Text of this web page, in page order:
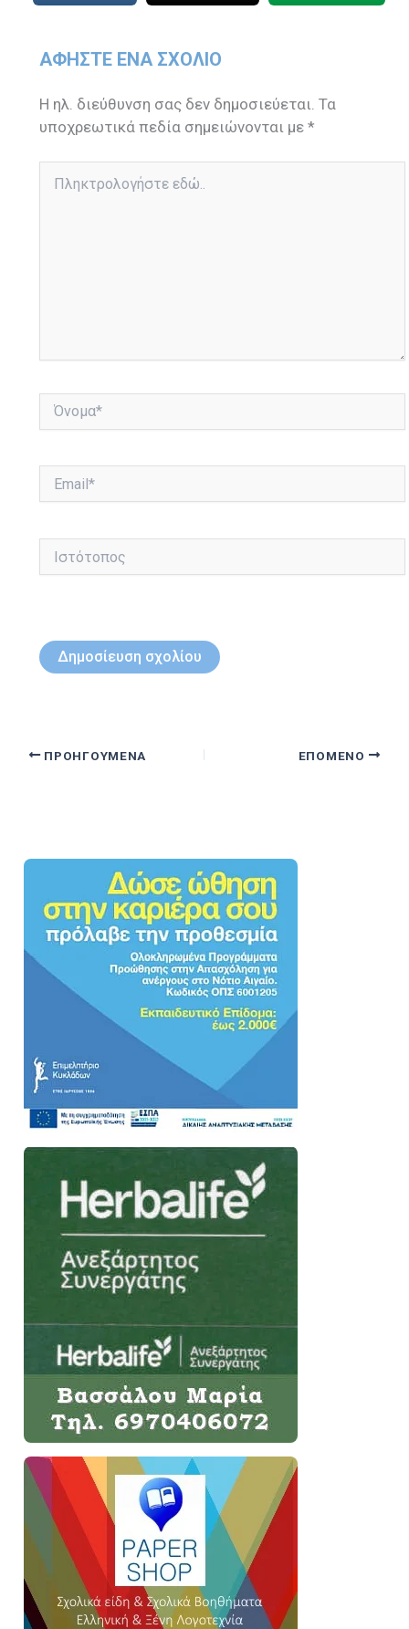
ΑΦΉΣΤΕ ΈΝΑ ΣΧΌΛΙΟ
Η ηλ. διεύθυνση σας δεν δημοσιεύεται. Τα
υποχρεωτικά πεδία σημειώνονται με*
εδώ..
Όνομα*
ΠΡΟΗΓΟΎΜΕΝΑ ΕΠΌΜΕΝΟ